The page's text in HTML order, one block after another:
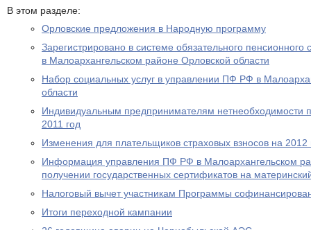
В этом разделе:
Орловские предложения в Народную программу
Зарегистрировано в системе обязательного
в Малоархангельском районе Орловской области
Набор социальных услуг в управлении ПФ РФ в
области
Индивидуальным предпринимателям нетнеобходимости
2011 год
Изменения для плательщиков страховых взносов на 2012
Информация управления ПФ РФ в Малоархангельском
получении государственных сертификатов на
Налоговый вычет участникам Программы
Итоги переходной кампании